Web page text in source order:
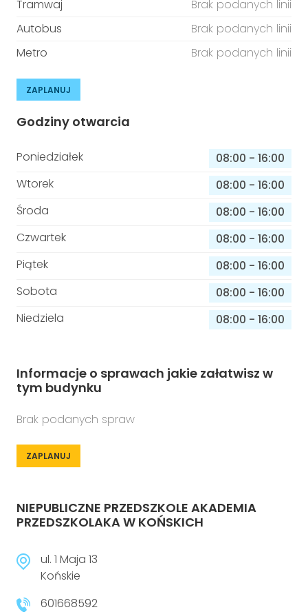
Tramwaj
Brak podanych linii
Autobus
Brak podanych linii
Metro
Brak podanych linii
ZAPLANUJ
Godziny otwarcia
Poniedziałek 08:00 - 16:00
Wtorek
08:00 - 16:00
Środa
08:00 - 16:00
Czwartek
08:00 - 16:00
Piątek
08:00 - 16:00
Sobota
08:00 - 16:00
Niedziela
08:00 - 16:00
Informacje o sprawach jakie załatwisz w
tym budynku
Brak podanych spraw
ZAPLANUJ
NIEPUBLICZNE PRZEDSZKOLE AKADEMIA
PRZEDSZKOLAKA W KOŃSKICH
ul. 1 Maja 13
Końskie
601668592